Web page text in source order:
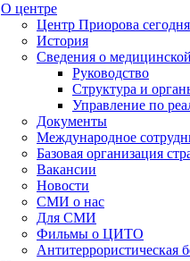
О центре
Центр Приорова сегодня
История
Сведения о
Руководство
Структура и
Управление по
Документы
Международное
Базовая организация
Вакансии
Новости
СМИ о нас
Для СМИ
Фильмы о ЦИТО
Антитеррористическая